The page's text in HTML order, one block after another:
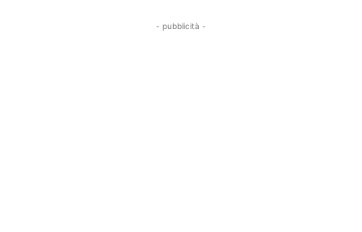
- pubblicità -